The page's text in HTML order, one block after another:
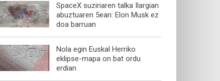
SpaceX suziriaren talka Ilargian
abuztuaren 5ean: Elon Musk ez
doa barruan
Nola egin Euskal Herriko
eklipse-mapa on bat ordu
erdian